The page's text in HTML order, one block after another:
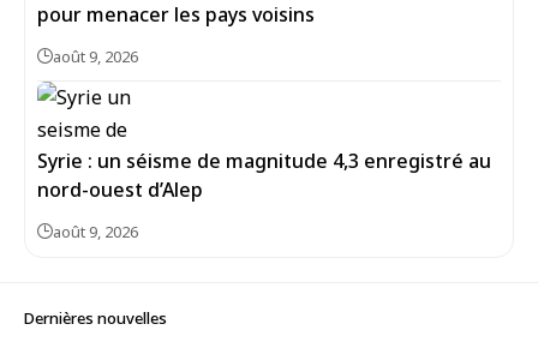
pour menacer les pays voisins
août 9, 2026
Syrie : un séisme de magnitude 4,3 enregistré au
août 9, 2026
Dernières nouvelles